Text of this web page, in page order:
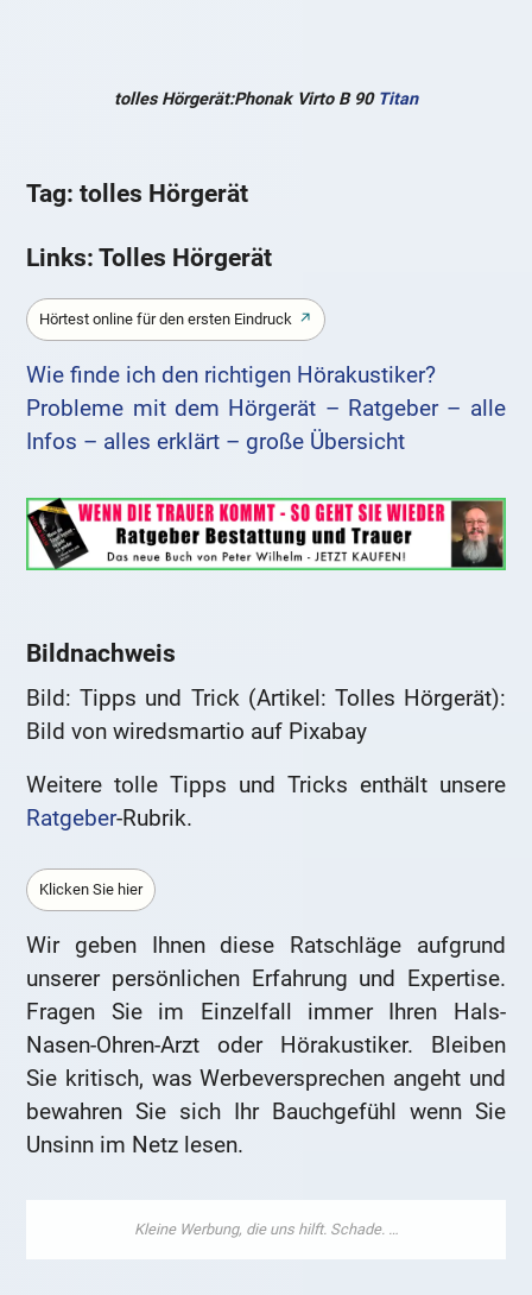
tolles Hörgerät:Phonak Virto B 90 Titan
Tag: tolles Hörgerät
Links: Tolles Hörgerät
Hörtest online für den ersten Eindruck
Wie finde ich den richtigen Hörakustiker?
Probleme mit dem Hörgerät – Ratgeber – alle
Infos – alles erklärt – große Übersicht
Bildnachweis
Bild: Tipps und Trick (Artikel: Tolles Hörgerät):
Bild von wiredsmartio auf Pixabay
Weitere tolle Tipps und Tricks enthält unsere
Ratgeber-Rubrik.
Klicken Sie hier
Wir geben Ihnen diese Ratschläge aufgrund
unserer persönlichen Erfahrung und Expertise.
Fragen Sie im Einzelfall immer Ihren Hals-
Nasen-Ohren-Arzt oder Hörakustiker. Bleiben
Sie kritisch, was Werbeversprechen angeht und
bewahren Sie sich Ihr Bauchgefühl wenn Sie
Unsinn im Netz lesen.